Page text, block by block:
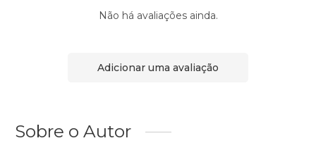
Não há avaliações ainda.
Adicionar uma avaliação
Sobre o Autor